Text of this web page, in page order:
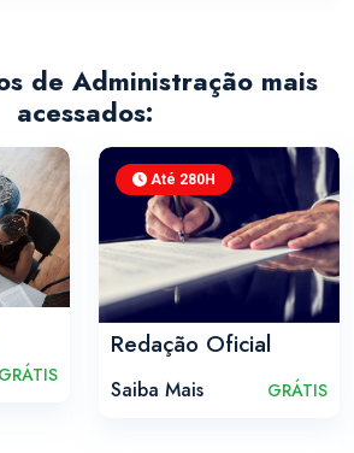
de Administração mais
acessados:
GRÁTIS
Até 280H
Redação Oficial
Saiba Mais GRÁTIS